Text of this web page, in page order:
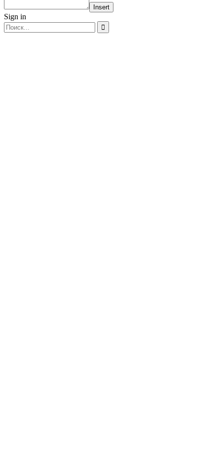
Insert
Sign in